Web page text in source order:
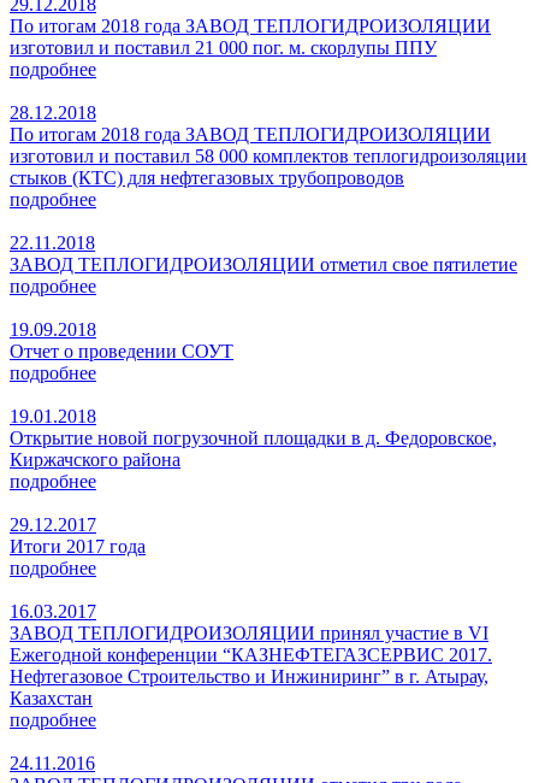
По итогам 2018 года ЗАВОД ТЕПЛОГИДРОИЗОЛЯЦИИ
изготовил и поставил 21 000 пог. м. скорлупы ППУ
подробнее
28.12.2018
По итогам 2018 года ЗАВОД ТЕПЛОГИДРОИЗОЛЯЦИИ
изготовил и поставил 58 000 комплектов теплогидроизоляции
стыков (КТС) для нефтегазовых трубопроводов
подробнее
22.11.2018
ЗАВОД ТЕПЛОГИДРОИЗОЛЯЦИИ отметил свое пятилетие
подробнее
19.09.2018
Отчет о проведении СОУТ
подробнее
19.01.2018
Открытие новой погрузочной площадки в д. Федоровское,
Киржачского района
подробнее
29.12.2017
Итоги 2017 года
подробнее
16.03.2017
ЗАВОД ТЕПЛОГИДРОИЗОЛЯЦИИ принял участие в VI
Ежегодной конференции “КАЗНЕФТЕГАЗСЕРВИС 2017.
Нефтегазовое Строительство и Инжиниринг” в г. Атырау,
Казахстан
подробнее
24.11.2016